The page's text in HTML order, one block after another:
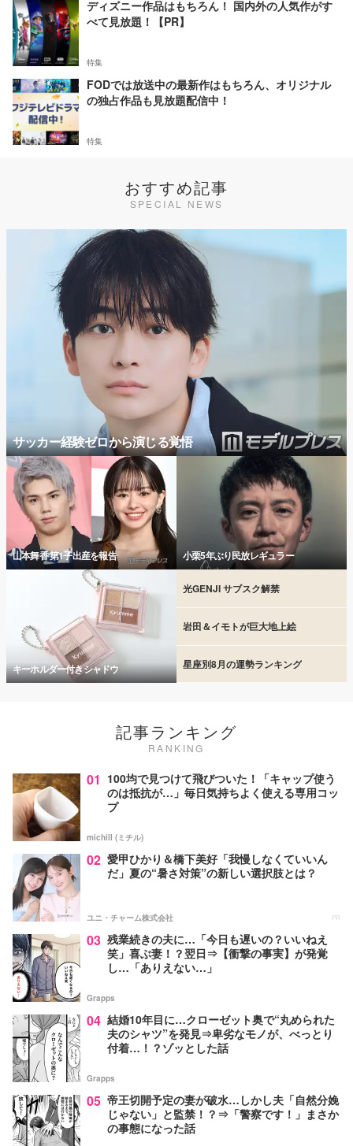
ディズニー作品はもちろん！ 国内外の人気作がす
べて見放題！【PR】
特集
FODでは放送中の最新作はもちろん、オリジナル
の独占作品も見放題配信中！
特集
おすすめ記事
SPECIAL NEWS
サッカー経験ゼロから演じる覚悟
山本舞香 第1子出産を報告 小栗5年ぶり民放レギュラー
キーホルダー付きシャドウ
光GENJI サブスク解禁
岩田＆イモトが巨大地上絵
星座別8月の運勢ランキング
記事ランキング
RANKING
01 100均で見つけて飛びついた！「キャップ使う
のは抵抗が…」毎日気持ちよく使える専用コッ
プ
michill (ミチル)
02 愛甲ひかり＆橋下美好「我慢しなくていいん
だ」夏の“暑さ対策”の新しい選択肢とは？
ユニ・チャーム株式会社 PR
03 残業続きの夫に…「今日も遅いの？いいねえ
笑」喜ぶ妻！？翌日⇒【衝撃の事実】が発覚
し…「ありえない…」
Grapps
04 結婚10年目に…クローゼット奥で“丸められた
夫のシャツ”を発見⇒卑劣なモノが、べっとり
付着…！？ゾッとした話
Grapps
05 帝王切開予定の妻が破水…しかし夫「自然分娩
じゃない」と監禁！？⇒「警察です！」まさか
の事態になった話